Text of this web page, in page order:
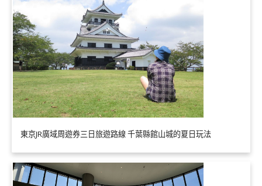
東京JR廣域周遊券三日旅遊路線 千葉縣館山城的夏日玩法